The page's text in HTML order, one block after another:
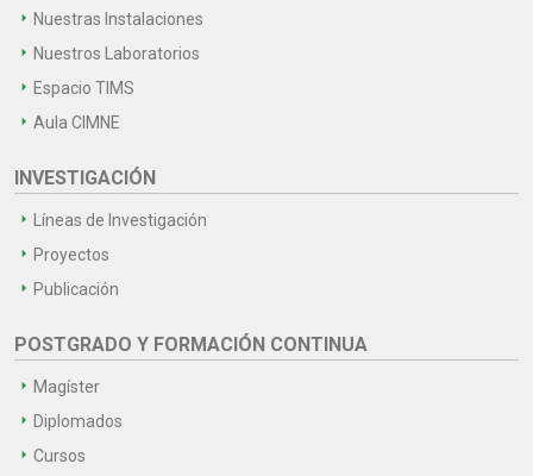
Nuestras Instalaciones
Nuestros Laboratorios
Espacio TIMS
Aula CIMNE
INVESTIGACIÓN
Líneas de Investigación
Proyectos
Publicación
POSTGRADO Y FORMACIÓN CONTINUA
Magíster
Diplomados
Cursos